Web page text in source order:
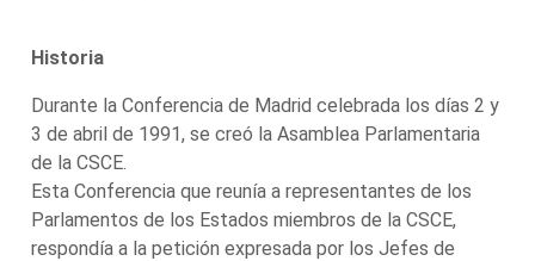
Historia
Durante la Conferencia de Madrid celebrada los días 2 y
3 de abril de 1991, se creó la Asamblea Parlamentaria
de la CSCE.
Esta Conferencia que reunía a representantes de los
Parlamentos de los Estados miembros de la CSCE,
respondía a la petición expresada por los Jefes de